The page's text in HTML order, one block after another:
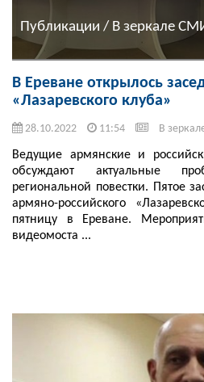
Публикации / В зеркале
В Ереване открылось
«Лазаревского клуба»
28.10.2022 11:54 В
Ведущие армянские и
обсуждают актуальные
региональной повестки. Пятое
армяно-российского
пятницу в Ереване.
видеомоста ...